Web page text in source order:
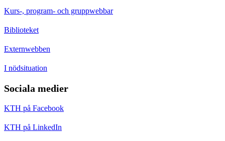
Kurs-, program- och gruppwebbar
Biblioteket
Externwebben
I nödsituation
Sociala medier
KTH på Facebook
KTH på LinkedIn